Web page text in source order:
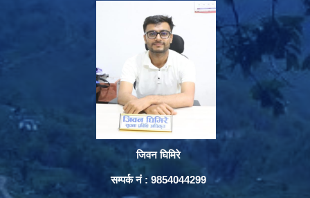
जिवन घिमिरे
सम्पर्क नं : 9854044299